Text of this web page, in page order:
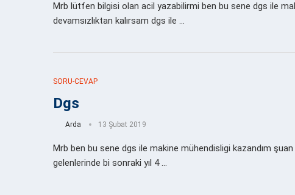
Mrb lütfen bilgisi olan acil yazabilirmi ben bu sene dgs ile
devamsızlıktan kalırsam dgs ile …
SORU-CEVAP
Dgs
Arda 13 Şubat 2019
Mrb ben bu sene dgs ile makine mühendisligi kazandım
gelenlerinde bi sonraki yıl 4 …